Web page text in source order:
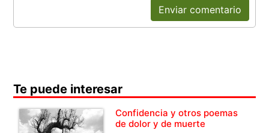
Enviar comentario
Te puede interesar
Confidencia y otros poemas
de dolor y de muerte